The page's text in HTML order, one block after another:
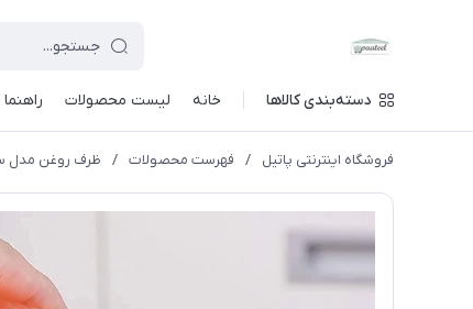
دسته‌بندی کالاها خانه لیست محصولات راهنما
فروشگاه اینترنتی پاتیل / فهرست محصولات / ظرف روغن مدل سر